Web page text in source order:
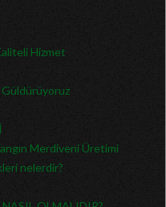
Hizmet
Güldürüyoruz
Merdiveni Üretimi
nelerdir?